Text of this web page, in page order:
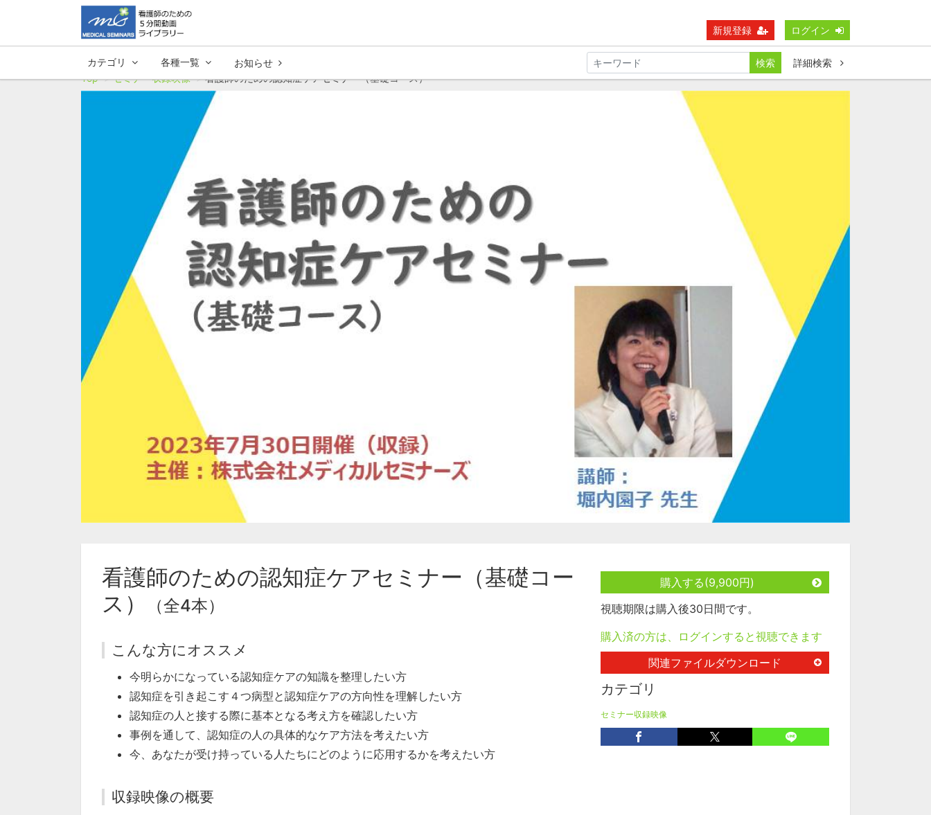
新規登録 ログイン
カテゴリ 各種一覧 お知らせ 検索
詳細検索
Top
セミナー収録映像 看護師のための認知症ケアセミナー（基礎コース）
看護師のための認知症ケアセミナー（基礎コー
ス）
（全4本）
こんな方にオススメ
今明らかになっている認知症ケアの知識を整理したい⽅
認知症を引き起こす４つ病型と認知症ケアの⽅向性を理解したい⽅
認知症の⼈と接する際に基本となる考え⽅を確認したい⽅
事例を通して、認知症の⼈の具体的なケア⽅法を考えたい⽅
今、あなたが受け持っている⼈たちにどのように応⽤するかを考えたい⽅
収録映像の概要
購入する(9,900円)
視聴期限は購入後30日間です。
購入済の方は、ログインすると視聴できます
関連ファイルダウンロード
カテゴリ
セミナー収録映像